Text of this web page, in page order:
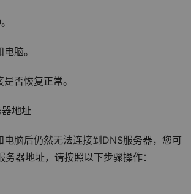
脑。
否恢复正常。
地址
电脑后仍然无法连接到DNS服务器，您可
务器地址，请按照以下步骤操作：